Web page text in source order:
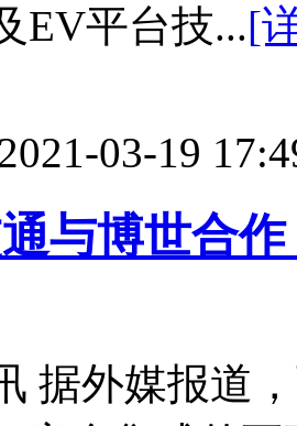
EV平台技...[
03-19
与博世合
据外媒报道